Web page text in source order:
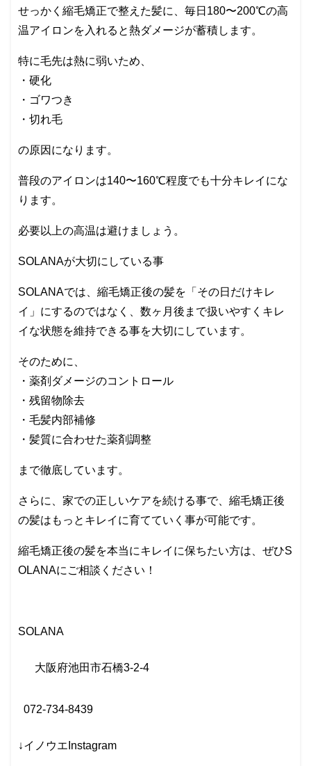
せっかく縮毛矯正で整えた髪に、毎日180〜200℃の高
温アイロンを入れると熱ダメージが蓄積します。
特に毛先は熱に弱いため、
・硬化
・ゴワつき
・切れ毛
の原因になります。
普段のアイロンは140〜160℃程度でも十分キレイにな
ります。
必要以上の高温は避けましょう。
SOLANAが大切にしている事
SOLANAでは、縮毛矯正後の髪を「その日だけキレ
イ」にするのではなく、数ヶ月後まで扱いやすくキレ
イな状態を維持できる事を大切にしています。
そのために、
・薬剤ダメージのコントロール
・残留物除去
・毛髪内部補修
・髪質に合わせた薬剤調整
まで徹底しています。
さらに、家での正しいケアを続ける事で、縮毛矯正後
の髪はもっとキレイに育てていく事が可能です。
縮毛矯正後の髪を本当にキレイに保ちたい方は、ぜひS
OLANAにご相談ください！
SOLANA
大阪府池田市石橋3-2-4
072-734-8439
↓イノウエInstagram